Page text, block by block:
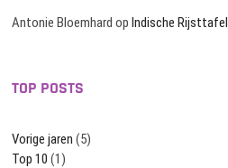
Antonie Bloemhard opIndische Rijsttafel
TOP POSTS
Vorige jaren (5)
Top 10 (1)